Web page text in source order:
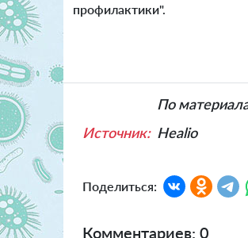
профилактики".
Источник:
По
Healio
Поделиться:
Комментариев: 0